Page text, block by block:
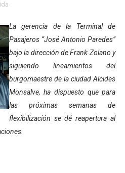
grado para promover el
de seguridad ciudadana
económico con taller de
e impulsa la economía
Mérida sembraron 110
Social fortalecen la atención
La gerencia de la Terminal de
Pasajeros “José Antonio Paredes”
bajo la dirección de Frank Zolano y
siguiendo lineamientos del
burgomaestre de la ciudad Alcides
Monsalve, ha dispuesto que para
las próximas semanas de
flexibilización se dé reapertura al